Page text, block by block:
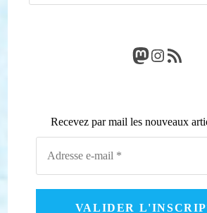
Mastodon
Instagram
Flux RSS
Recevez par mail les nouveaux